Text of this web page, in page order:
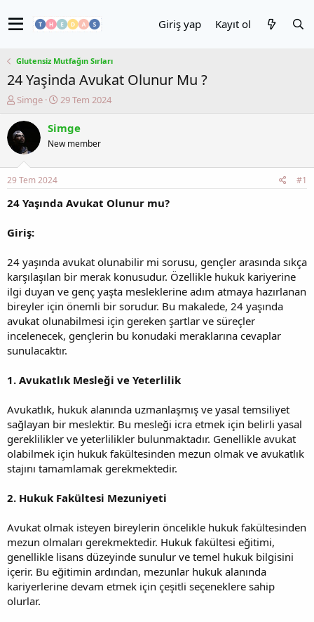
Giriş yap Kayıt ol
Glutensiz Mutfağın Sırları
24 Yaşinda Avukat Olunur Mu ?
K
n
u
y
b
ş
t
n
Simge
B
ş
a
ç
h
i
29 Tem 2024
Simge
New member
29 Tem 2024 #1
24 Yaşında Avukat Olunur mu?
Giriş:
24 yaşında avukat olunabilir mi sorusu, gençler arasında sıkça
karşılaşılan bir merak konusudur. Özellikle hukuk kariyerine
ilgi duyan ve genç yaşta mesleklerine adım atmaya hazırlanan
bireyler için önemli bir sorudur. Bu makalede, 24 yaşında
avukat olunabilmesi için gereken şartlar ve süreçler
incelenecek, gençlerin bu konudaki meraklarına cevaplar
sunulacaktır.
1. Avukatlık Mesleği ve Yeterlilik
Avukatlık, hukuk alanında uzmanlaşmış ve yasal temsiliyet
sağlayan bir meslektir. Bu mesleği icra etmek için belirli yasal
gereklilikler ve yeterlilikler bulunmaktadır. Genellikle avukat
olabilmek için hukuk fakültesinden mezun olmak ve avukatlık
stajını tamamlamak gerekmektedir.
2. Hukuk Fakültesi Mezuniyeti
Avukat olmak isteyen bireylerin öncelikle hukuk fakültesinden
mezun olmaları gerekmektedir. Hukuk fakültesi eğitimi,
genellikle lisans düzeyinde sunulur ve temel hukuk bilgisini
içerir. Bu eğitimin ardından, mezunlar hukuk alanında
kariyerlerine devam etmek için çeşitli seçeneklere sahip
olurlar.